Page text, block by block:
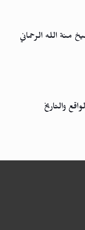
منة الله الرحماني
والتاريخ